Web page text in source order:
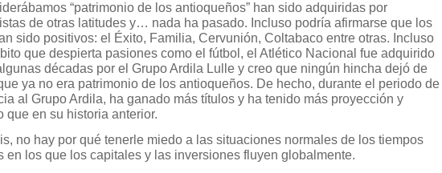
“patrimonio de los antioqueños” han sido adquiridas por
de otras latitudes y… nada ha pasado. Incluso podría afirmarse que los
sido positivos: el Éxito, Familia, Cervunión, Coltabaco entre otras. Incluso
que despierta pasiones como el fútbol, el Atlético Nacional fue adquirido
décadas por el Grupo Ardila Lulle y creo que ningún hincha dejó de
ya no era patrimonio de los antioqueños. De hecho, durante el periodo de
al Grupo Ardila, ha ganado más títulos y ha tenido más proyección y
que en su historia anterior.
no hay por qué tenerle miedo a las situaciones normales de los tiempos
en los que los capitales y las inversiones fluyen globalmente.